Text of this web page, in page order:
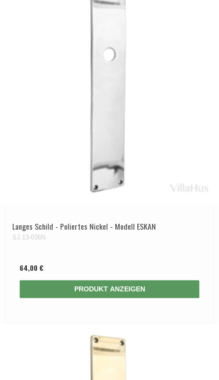
Langes Schild - Poliertes Nickel - Modell ESKAN
SJ.13-036N
64,00 €
PRODUKT ANZEIGEN